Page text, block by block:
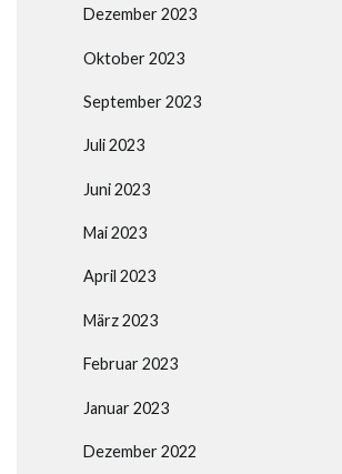
Dezember 2023
Oktober 2023
September 2023
Juli 2023
Juni 2023
Mai 2023
April 2023
März 2023
Februar 2023
Januar 2023
Dezember 2022